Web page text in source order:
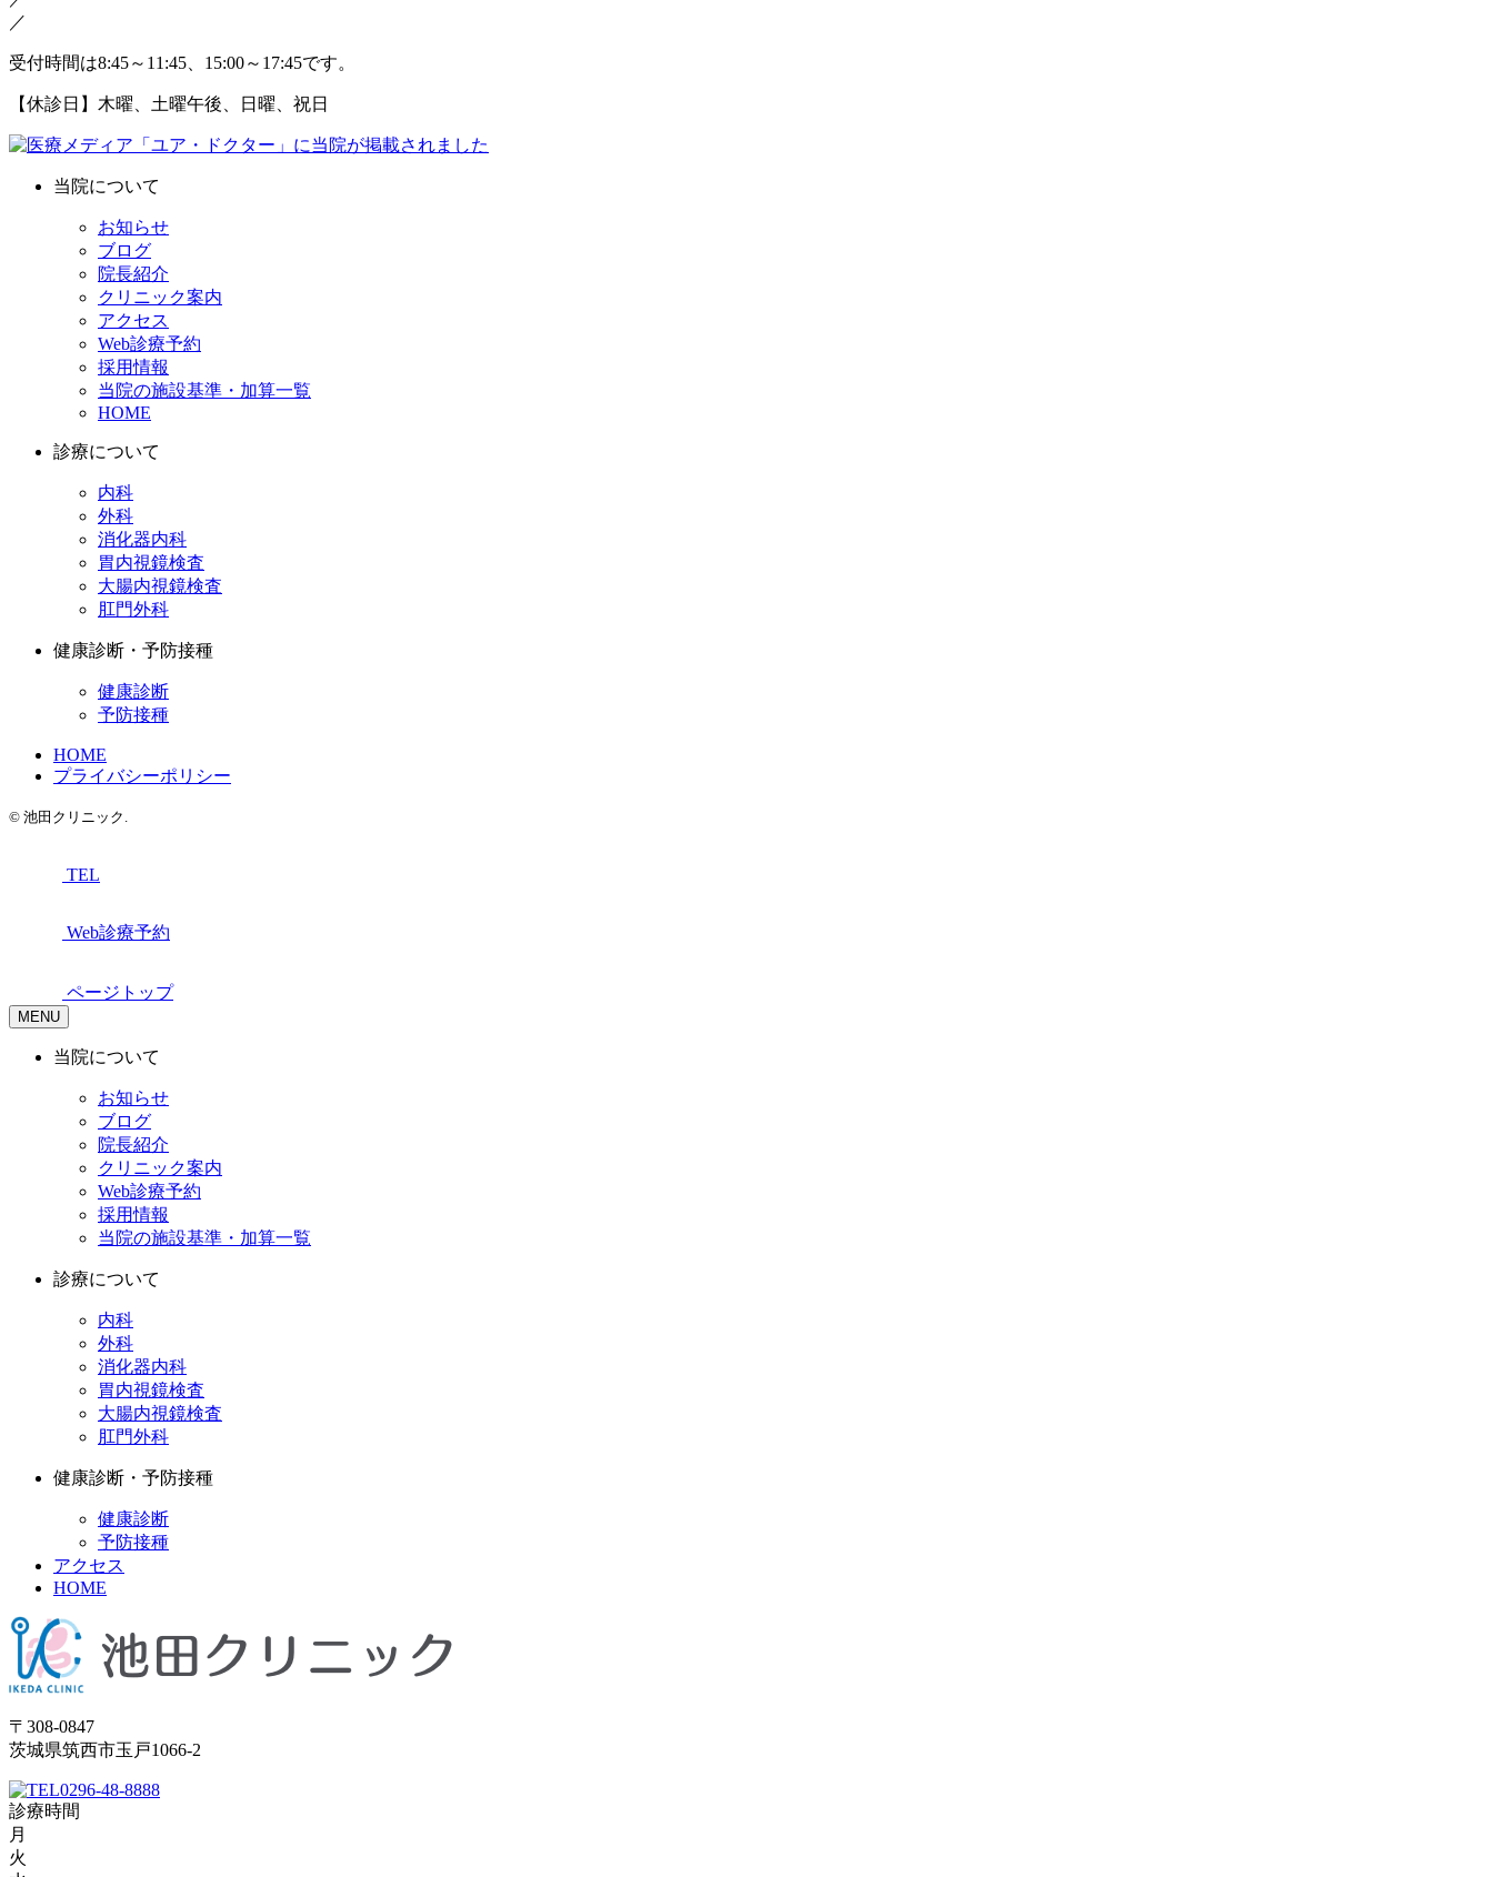
／
受付時間は8:45～11:45、15:00～17:45です。
【休診日】木曜、土曜午後、日曜、祝日
当院について
お知らせ
ブログ
院長紹介
クリニック案内
アクセス
Web診療予約
採用情報
当院の施設基準・加算一覧
HOME
診療について
内科
外科
消化器内科
胃内視鏡検査
大腸内視鏡検査
肛門外科
健康診断・予防接種
健康診断
予防接種
HOME
プライバシーポリシー
© 池田クリニック.
TEL
Web診療予約
ページトップ
MENU
当院について
お知らせ
ブログ
院長紹介
クリニック案内
Web診療予約
採用情報
当院の施設基準・加算一覧
診療について
内科
外科
消化器内科
胃内視鏡検査
大腸内視鏡検査
肛門外科
健康診断・予防接種
健康診断
予防接種
アクセス
HOME
〒308-0847
茨城県筑西市玉戸1066-2
0296-48-8888
診療時間
月
火